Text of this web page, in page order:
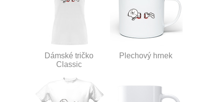
Dámské tričko
Classic
Plechový hrnek